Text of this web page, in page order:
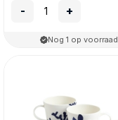
- +
Nog 1 op voorraad